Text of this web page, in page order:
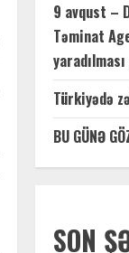
9 avqust –
Təminat
Türkiyədə
BU GÜNƏ
SON